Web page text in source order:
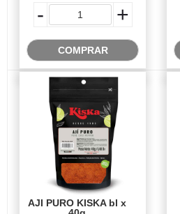
- +
COMPRAR
AJI PURO KISKA bl x